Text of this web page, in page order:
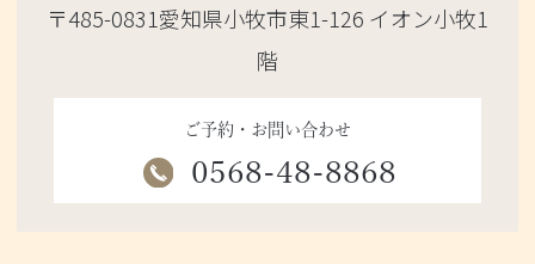
〒485-0831愛知県小牧市東1-126 イオン小牧1
階
ご予約・お問い合わせ
0568-48-8868